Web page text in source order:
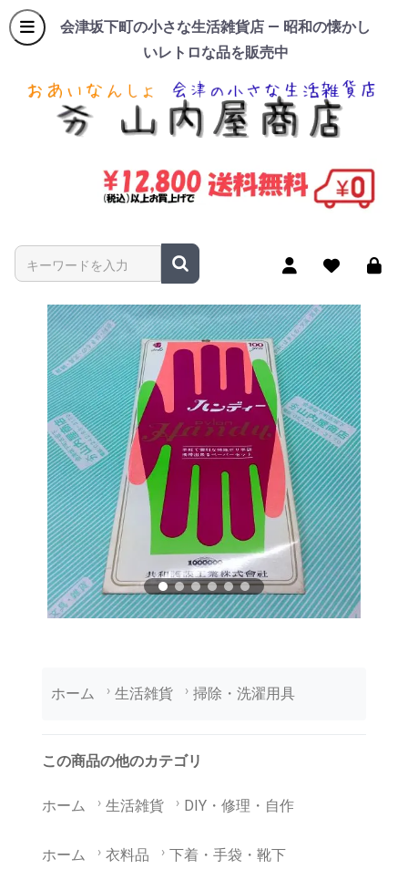
会津坂下町の小さな生活雑貨店 — 昭和の懐かし
いレトロな品を販売中
商品名やキーワードを入力
ホーム 生活雑貨 掃除・洗濯用具
この商品の他のカテゴリ
ホーム 生活雑貨 DIY・修理・自作
ホーム 衣料品 下着・手袋・靴下